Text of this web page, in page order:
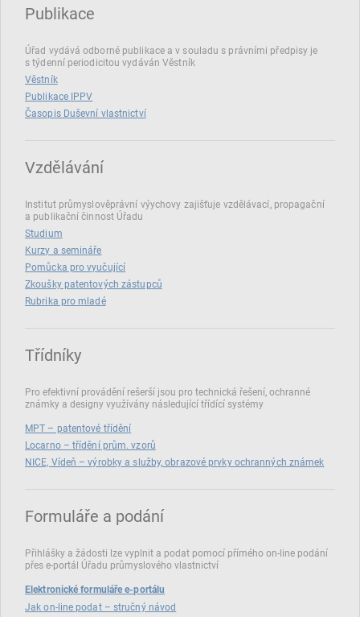
Publikace
Úřad vydává odborné publikace a v souladu s právními předpisy je
s týdenní periodicitou vydáván Věstník
Věstník
Publikace IPPV
Časopis Duševní vlastnictví
Vzdělávání
Institut průmyslověprávní výychovy zajišťuje vzdělávací, propagační
a publikační činnost Úřadu
Studium
Kurzy a semináře
Pomůcka pro vyučující
Zkoušky patentových zástupců
Rubrika pro mladé
Třídníky
Pro efektivní provádění rešerší jsou pro technická řešení, ochranné
známky a designy využívány následující třídící systémy
MPT – patentové třídění
Locarno – třídění prům. vzorů
NICE, Vídeň – výrobky a služby, obrazové prvky ochranných známek
Formuláře a podání
Přihlášky a žádosti lze vyplnit a podat pomocí přímého on‑line podání
přes e‑portál Úřadu průmyslového vlastnictví
Elektronické formuláře e-portálu
Jak on-line podat – stručný návod